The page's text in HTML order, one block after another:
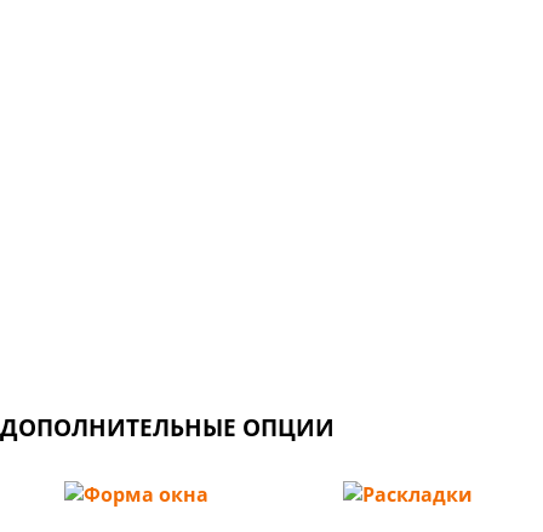
ДОПОЛНИТЕЛЬНЫЕ ОПЦИИ